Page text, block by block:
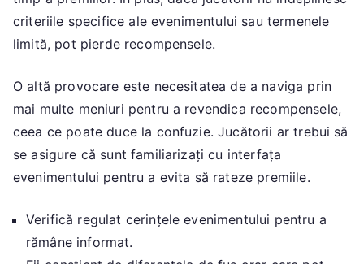
criteriile specifice ale evenimentului sau termenele
limită, pot pierde recompensele.
O altă provocare este necesitatea de a naviga prin
mai multe meniuri pentru a revendica recompensele,
ceea ce poate duce la confuzie. Jucătorii ar trebui să
se asigure că sunt familiarizați cu interfața
evenimentului pentru a evita să rateze premiile.
Verifică regulat cerințele evenimentului pentru a
rămâne informat.